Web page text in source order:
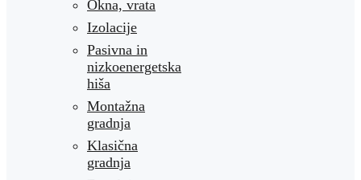
Okna, vrata
Izolacije
Pasivna in
nizkoenergetska
hiša
Montažna
gradnja
Klasična
gradnja